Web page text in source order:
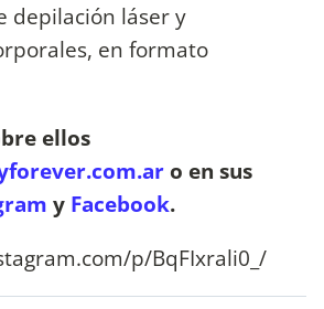
depilación láser y
en formato
ellos
o en sus
y Facebook.
p/BqFIxrali0_/